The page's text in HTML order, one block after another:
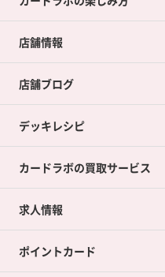
店舗情報
店舗ブログ
デッキレシピ
カードラボの買取サービス
カードラボの買取サービスTOP
店舗買取について
求人情報
ポイントカード